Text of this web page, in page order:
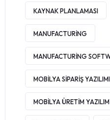
KAYNAK PLANLAMASI
MANUFACTURING
MANUFACTURING
MOBILYA SIPARIŞ YAZILIMI
MOBILYA ÜRETIM YAZILIM